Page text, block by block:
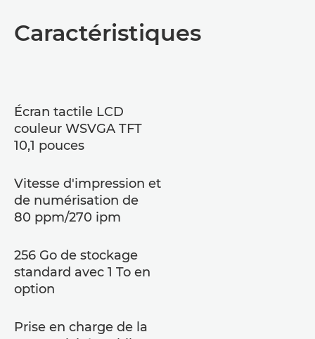
Caractéristiques
Écran tactile LCD
couleur WSVGA TFT
10,1 pouces
Vitesse d'impression et
de numérisation de
80 ppm/270 ipm
256 Go de stockage
standard avec 1 To en
option
Prise en charge de la